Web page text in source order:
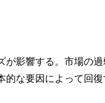
影響する。市場の
な要因によって回復